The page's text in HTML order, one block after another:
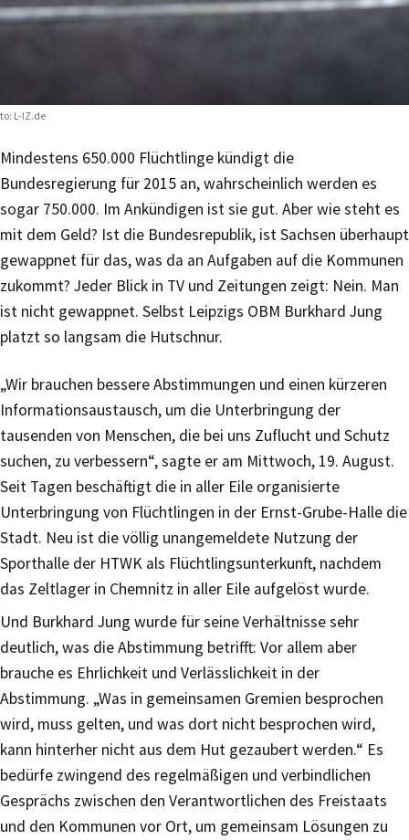
L-IZ.de
Mindestens 650.000 Flüchtlinge kündigt die
Bundesregierung für 2015 an, wahrscheinlich werden es
sogar 750.000. Im Ankündigen ist sie gut. Aber wie steht es
mit dem Geld? Ist die Bundesrepublik, ist Sachsen überhaupt
gewappnet für das, was da an Aufgaben auf die Kommunen
zukommt? Jeder Blick in TV und Zeitungen zeigt: Nein. Man
ist nicht gewappnet. Selbst Leipzigs OBM Burkhard Jung
platzt so langsam die Hutschnur.
„Wir brauchen bessere Abstimmungen und einen kürzeren
Informationsaustausch, um die Unterbringung der
tausenden von Menschen, die bei uns Zuflucht und Schutz
suchen, zu verbessern“, sagte er am Mittwoch, 19. August.
Seit Tagen beschäftigt die in aller Eile organisierte
Unterbringung von Flüchtlingen in der Ernst-Grube-Halle die
Stadt. Neu ist die völlig unangemeldete Nutzung der
Sporthalle der HTWK als Flüchtlingsunterkunft, nachdem
das Zeltlager in Chemnitz in aller Eile aufgelöst wurde.
Und Burkhard Jung wurde für seine Verhältnisse sehr
deutlich, was die Abstimmung betrifft: Vor allem aber
brauche es Ehrlichkeit und Verlässlichkeit in der
Abstimmung. „Was in gemeinsamen Gremien besprochen
wird, muss gelten, und was dort nicht besprochen wird,
kann hinterher nicht aus dem Hut gezaubert werden.“ Es
bedürfe zwingend des regelmäßigen und verbindlichen
Gesprächs zwischen den Verantwortlichen des Freistaats
und den Kommunen vor Ort, um gemeinsam Lösungen zu